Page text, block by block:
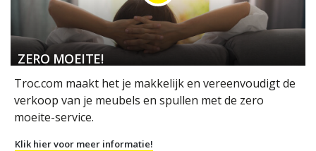
ZERO MOEITE!
Troc.com maakt het je makkelijk en vereenvoudigt de
verkoop van je meubels en spullen met de zero
moeite-service.
Klik hier voor meer informatie!